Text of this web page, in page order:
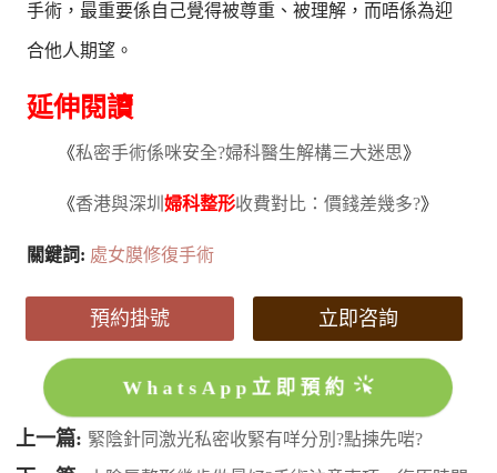
手術，最重要係自己覺得被尊重、被理解，而唔係為迎
合他人期望。
延伸閱讀
《私密手術係咪安全?婦科醫生解構三大迷思》
《香港與深圳婦科整形收費對比：價錢差幾多?》
關鍵詞: 處女膜修復手術
預約掛號 立即咨詢
WhatsApp立即預約
上一篇: 緊陰針同激光私密收緊有咩分別?點揀先啱?